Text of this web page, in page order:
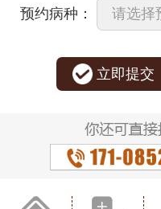
预约病种：
立即提交